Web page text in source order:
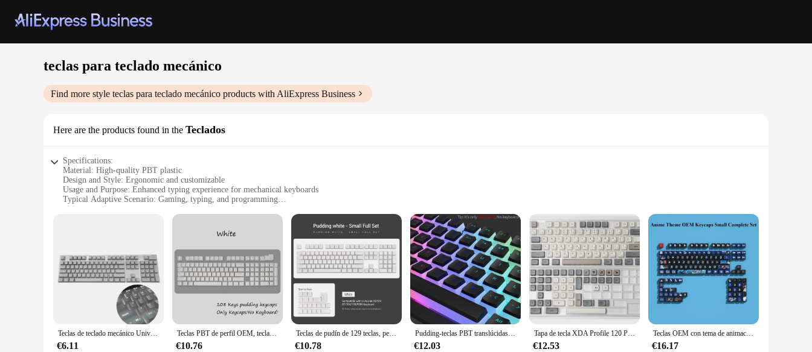
teclas para teclado mecánico
Find more style teclas para teclado mecánico products with AliExpress Business
Here are the products found in the Teclados
Specifications:
Material: High-quality PBT plastic
Design and Style: Ergonomic and customizable
Usage and Purpose: Enhanced typing experience for mechanical keyboards
Typical Adaptive Scenario: Gaming, typing, and programming
Performance and Property: Durable and resistant to wear
**Enhanced Typing Experience**
The teclas para teclado mecánico are not just keycaps; they are an enhancement to your typing experience. Made from high-quality PBT plastic, these keycaps offer a tactile feel that is both durable
and resistant to wear. The ergonomic design ensures comfort during extended periods of use, making them ideal for gamers, typists, and programmers alike. The additional keycaps provide the
flexibility to customize your keyboard to your personal style, ensuring that your typing is as unique as you are.
**Versatile and Adaptive**
These keycaps are not just for aesthetics; they are designed to adapt to your needs. Whether you're a casual user or a professional, the teclas para teclado mecánico cater to a wide range of scenarios.
The standard 104-key layout ensures compatibility with most mechanical keyboards, making them a versatile choice for any user. The keycaps' performance and property are top-notch, providing a
smooth and consistent typing experience that is unmatched.
**For Vendors, Suppliers, and Wholesale**
Teclas de teclado mecánico Universal de 104 piezas, teclas ergonómicas en blanco para Cherry MX, reemplazo de teclado mecánico retroiluminado
€6.11
Teclas PBT de perfil OEM, teclas con pudín de 108 teclas para Cherry MX Switch, Teclado mecánico RGB retroiluminado, bricolaje personalizado
€10.76
Teclas de pudín de 129 teclas, perfil OEM PBT de doble disparo para teclado mecánico Mx Switch, diseño ISO, teclas retroiluminadas RGB
€10.78
Pudding-teclas PBT translúcidas de doble disparo para teclado mecánico RGB, 129, 60%, 80%, perfil OEM
€12.03
Tapa de tecla XDA Profile 120 PBT, DYE-SUB, personalizada, minimalista, blanco, gris, inglés, japonés, Teclado mecánico, interruptor MX
€12.53
Teclas OEM con tema de animación, pequeño juego completo de transmisión de luz PBT + PC, adecuadas para accesorios de teclado mecánico de juegos
€16.17